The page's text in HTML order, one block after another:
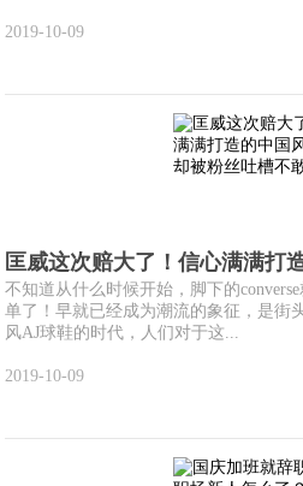
2019-10-09
匡威这次赔大了！信心满满打
不知道从什么时候开始，脚下的
单了！早就已经成为潮流的象征，是街
风AJ球鞋的时代，人们对于这...
2019-10-09